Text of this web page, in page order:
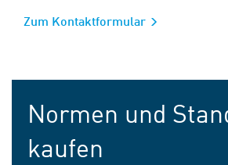
Zum Kontaktformular
Normen und
kaufen